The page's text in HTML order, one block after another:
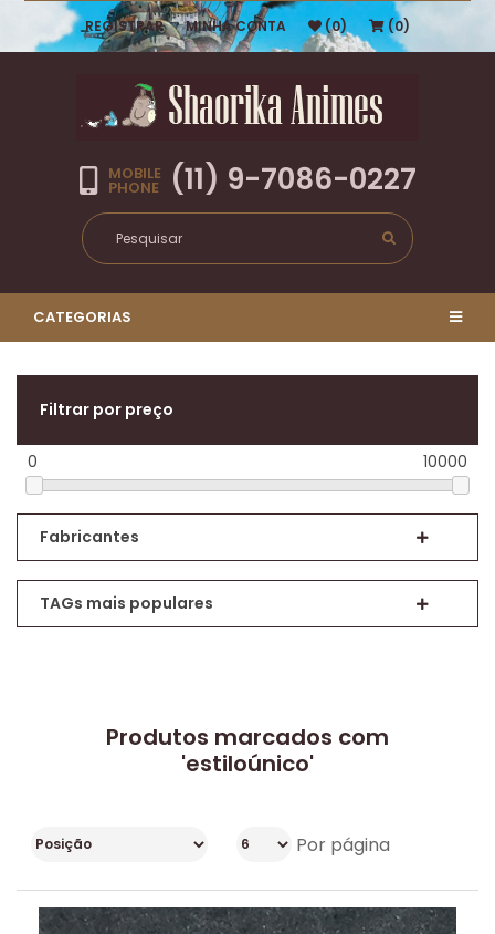
REGISTRAR MINHA CONTA (0) (0)
MOBILE
PHONE (11) 9-7086-0227
CATEGORIAS
Filtrar por preço
0 10000
Fabricantes
TAGs mais populares
Produtos marcados com
'estiloúnico'
Por página